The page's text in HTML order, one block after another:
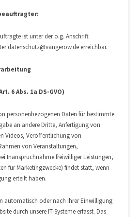
ist unter der o.g. Anschrift
datenschutz@vangerow.de erreichbar.
6 Abs. 1a DS-GVO)
personenbezogenen Daten für bestimmte
an andere Dritte, Anfertigung von
Videos, Veröffentlichung von
von Veranstaltungen,
Inanspruchnahme freiwilliger Leistungen,
für Marketingzwecke) findet statt, wenn
erteilt haben.
automatisch oder nach Ihrer Einwilligung
durch unsere IT-Systeme erfasst. Das